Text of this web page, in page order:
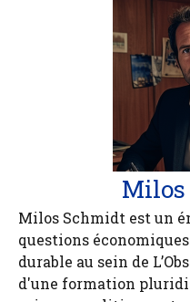
Milos Schmidt est un
questions
durable au sein de
d'une formation